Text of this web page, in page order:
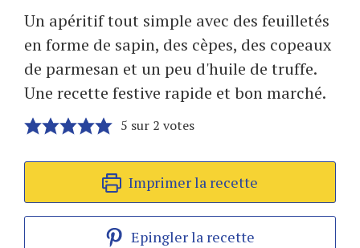
Un apéritif tout simple avec des feuilletés
en forme de sapin, des cèpes, des copeaux
de parmesan et un peu d'huile de truffe.
Une recette festive rapide et bon marché.
5 sur 2 votes
Imprimer la recette
Epingler la recette